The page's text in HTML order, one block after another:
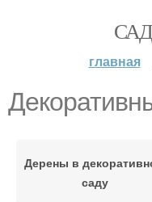
главная
Дерены в
саду